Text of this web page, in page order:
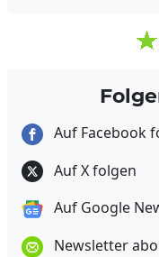
Auf Facebook
Auf X folgen
Auf Google
Newsletter